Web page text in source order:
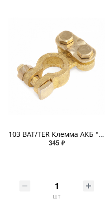
103 BAT/TER Клемма АКБ "AUTOPROFI" универсальная, крепление жилы планкой, латунь, 1шт.
345 ₽
шт